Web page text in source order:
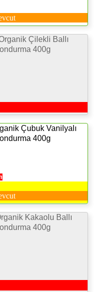
Çilekli Ballı
400g
Çubuk Vanilyalı
400g
Kakaolu Ballı
400g